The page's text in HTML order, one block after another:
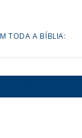
TODA A BÍBLIA: